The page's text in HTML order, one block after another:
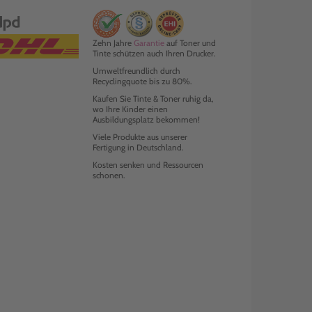
Zehn Jahre Garantieauf Toner und
Tinte schützen auch Ihren Drucker.
Umweltfreundlich durch
Recyclingquote bis zu 80%.
Kaufen Sie Tinte & Toner ruhig da,
wo Ihre Kinder einen
Ausbildungsplatz bekommen!
Viele Produkte aus unserer
Fertigung in Deutschland.
Kosten senken und Ressourcen
schonen.